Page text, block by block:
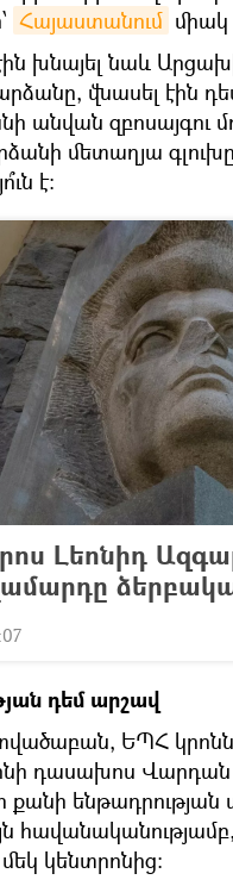
Հայաստանում միակ
խնայել նաև
վնասել էին
անվան զբոսայգու
մետաղյա
է։
Լեոնիդ
դեմ արշավ
ԵՊՀ
դասախոս
քանի ենթադրության
հավանականությամբ,
կենտրոնից։